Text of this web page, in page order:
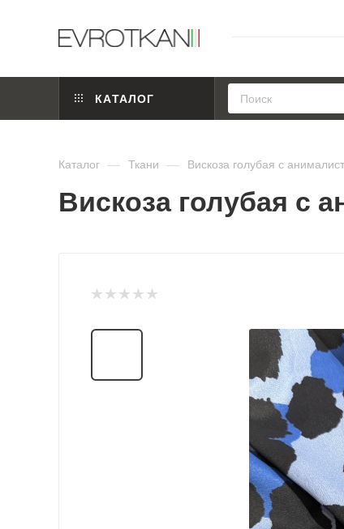
КАТАЛОГ
Каталог — Ткани — Вискоза голубая с
Вискоза голубая с